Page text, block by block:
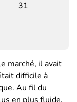
31
marché, il avait
difficile à
Au fil du